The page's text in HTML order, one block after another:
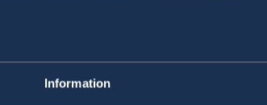
Information